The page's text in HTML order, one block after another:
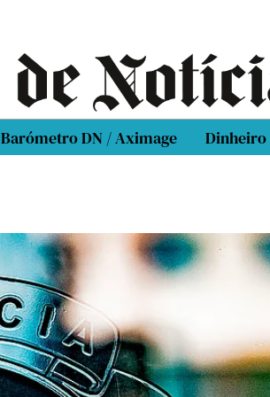
Barómetro DN / Aximage Dinheiro